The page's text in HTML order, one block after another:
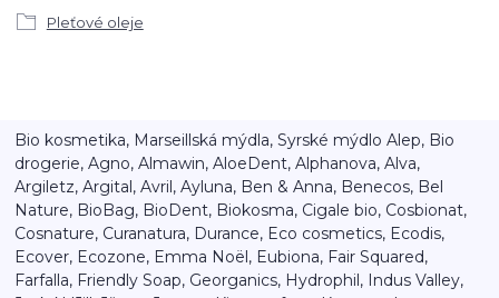
Pleťové oleje
Bio kosmetika, Marseillská mýdla, Syrské mýdlo Alep, Bio
drogerie, Agno, Almawin, AloeDent, Alphanova, Alva,
Argiletz, Argital, Avril, Ayluna, Ben & Anna, Benecos, Bel
Nature, BioBag, BioDent, Biokosma, Cigale bio, Cosbionat,
Cosnature, Curanatura, Durance, Eco cosmetics, Ecodis,
Ecover, Ecozone, Emma Noël, Eubiona, Fair Squared,
Farfalla, Friendly Soap, Georganics, Hydrophil, Indus Valley,